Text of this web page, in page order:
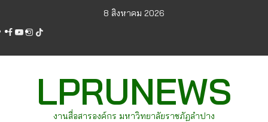
content
8 สิงหาคม 2026
facebook
youtube
instagram
tiktok
LPRUNEWS
งานสื่อสารองค์กร มหาวิทยาลัยราชภัฏลำปาง